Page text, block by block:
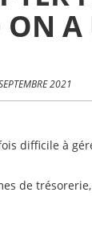
A
2021
difficile à
de